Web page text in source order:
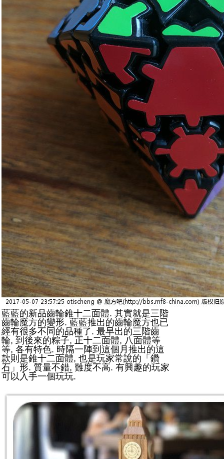
藍藍的新品齒輪錐十二面體. 其實就是三階
齒輪魔方的變形. 藍藍推出的齒輪魔方也已
經有很多不同的品種了. 最早出的三階齒
輪, 到後來的粽子, 正十二面體, 八面體等
等, 各有特色. 時隔一陣到這個月推出的這
款則是錐十二面體, 也是玩家常說的「鑽
石」形. 質量不錯, 難度不高. 有興趣的玩家
可以入手一個玩玩.